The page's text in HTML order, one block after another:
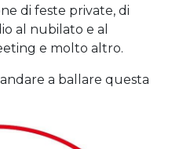
di feste private, di
al nubilato e al
e molto altro.
a ballare questa